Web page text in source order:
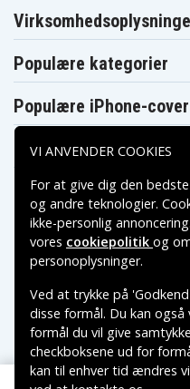
Populære kategorier
Populære iPhone-
Populære Samsung-
Betalingsmuligheder
Leveringsmuligheder
VI ANVENDER COOKIES
For at give dig den
og andre teknologier.
ikke-personlig
vores cookiepolitik og
personoplysninger.
Ved at trykke på
disse formål. Du kan
formål du vil give
checkboksene ud for
kan til enhver tid ændres